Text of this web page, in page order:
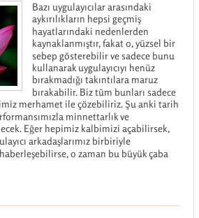
Bazı uygulayıcılar arasındaki
aykırılıkların hepsi geçmiş
hayatlarındaki nedenlerden
kaynaklanmıştır, fakat o, yüzsel bir
sebep gösterebilir ve sadece bunu
kullanarak uygulayıcıyı henüz
bırakmadığı takıntılara maruz
bırakabilir. Biz tüm bunları sadece
merhamet ile çözebiliriz. Şu anki tarih
minnettarlık ve
Eğer hepimiz kalbimizi açabilirsek,
arkadaşlarımız birbiriyle
o zaman bu büyük çaba